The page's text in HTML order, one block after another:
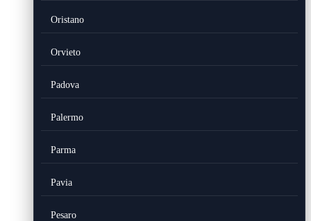
Oristano
Orvieto
Padova
Palermo
Parma
Pavia
Pesaro